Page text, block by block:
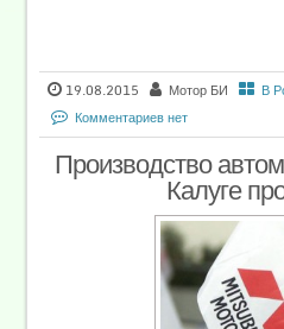
19.08.2015 Мотор БИ В
Комментариев нет
Производство
Калуге